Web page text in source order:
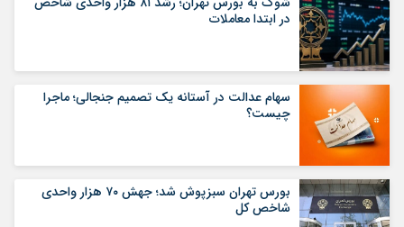
در ابتدا معاملات
سهام عدالت در آستانه یک تصمیم جنجالی؛ ماجرا
چیست؟
بورس تهران سبزپوش شد؛ جهش ۷۰ هزار واحدی
شاخص کل